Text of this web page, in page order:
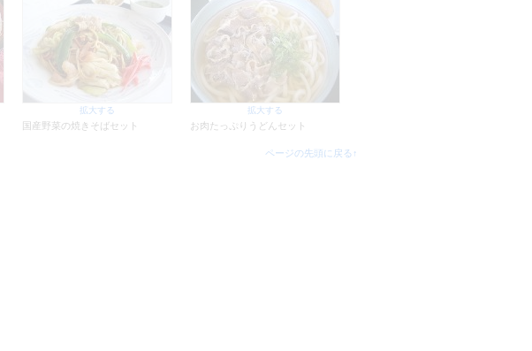
拡大する
国産野菜の焼きそばセット
拡大する
お肉たっぷりうどんセット
ページの先頭に戻る↑